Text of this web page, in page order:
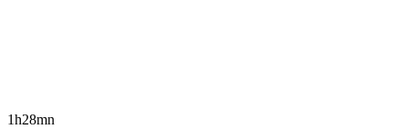
1h28mn